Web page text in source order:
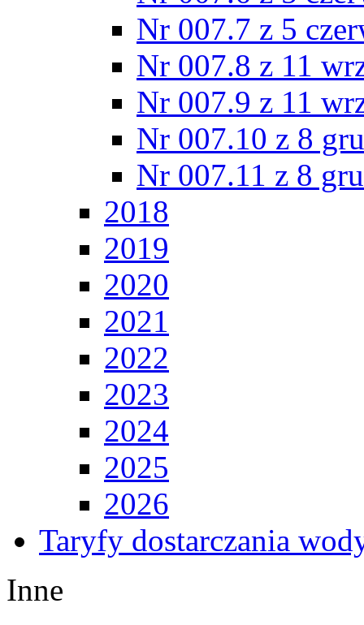
Nr 007.7 z 5
Nr 007.8 z 11
Nr 007.9 z 11
Nr 007.10 z 8
Nr 007.11 z 8
2018
2019
2020
2021
2022
2023
2024
2025
2026
Taryfy dostarczania
Inne